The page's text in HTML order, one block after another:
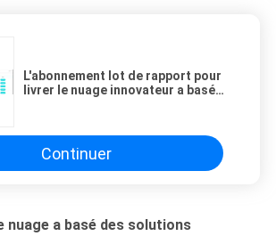
L'abonnement Iot de rapport pour
livrer le nuage innovateur a basé
Continuer
nuage a basé des solutions